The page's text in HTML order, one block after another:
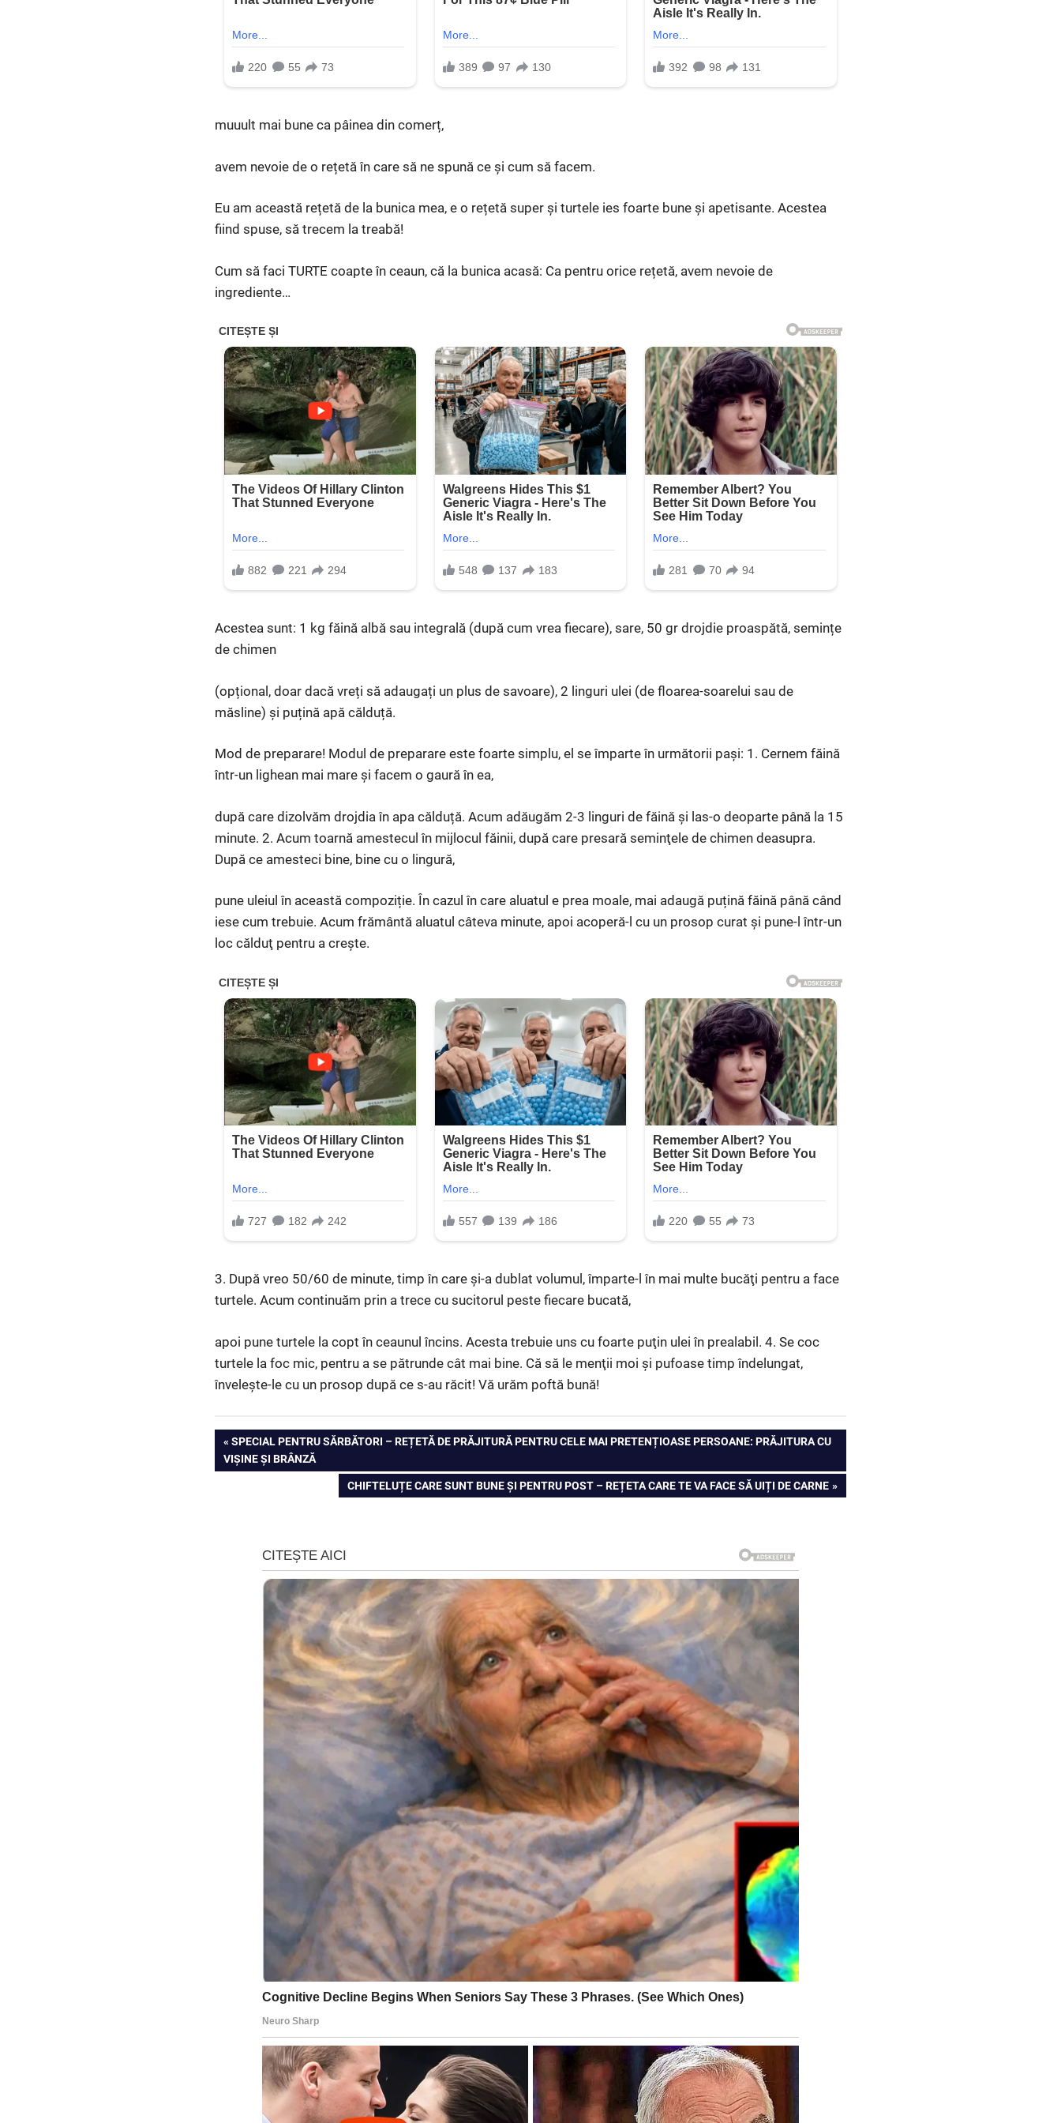
muuult mai bune ca pâinea din comerț,
avem nevoie de o rețetă în care să ne spună ce și cum să facem.
Eu am această rețetă de la bunica mea, e o rețetă super și turtele ies foarte bune și apetisante. Acestea
fiind spuse, să trecem la treabă!
Cum să faci TURTE coapte în ceaun, că la bunica acasă: Ca pentru orice rețetă, avem nevoie de
ingrediente…
Acestea sunt: 1 kg făină albă sau integrală (după cum vrea fiecare), sare, 50 gr drojdie proaspătă, semințe
de chimen
(opțional, doar dacă vreți să adaugați un plus de savoare), 2 linguri ulei (de floarea-soarelui sau de
măsline) și puțină apă călduță.
Mod de preparare! Modul de preparare este foarte simplu, el se împarte în următorii pași: 1. Cernem făină
într-un lighean mai mare și facem o gaură în ea,
după care dizolvăm drojdia în apa călduță. Acum adăugăm 2-3 linguri de făină și las-o deoparte până la 15
minute. 2. Acum toarnă amestecul în mijlocul făinii, după care presară seminţele de chimen deasupra.
După ce amesteci bine, bine cu o lingură,
pune uleiul în această compoziție. În cazul în care aluatul e prea moale, mai adaugă puțină făină până când
iese cum trebuie. Acum frământă aluatul câteva minute, apoi acoperă-l cu un prosop curat şi pune-l într-un
loc călduţ pentru a crește.
3. După vreo 50/60 de minute, timp în care şi-a dublat volumul, împarte-l în mai multe bucăţi pentru a face
turtele. Acum continuăm prin a trece cu sucitorul peste fiecare bucată,
apoi pune turtele la copt în ceaunul încins. Acesta trebuie uns cu foarte puţin ulei în prealabil. 4. Se coc
turtele la foc mic, pentru a se pătrunde cât mai bine. Că să le menţii moi şi pufoase timp îndelungat,
înveleşte-le cu un prosop după ce s-au răcit! Vă urăm poftă bună!
Navigare
în
PREVIOUS
POST:
SPECIAL PENTRU SĂRBĂTORI – REȚETĂ DE PRĂJITURĂ PENTRU CELE MAI PRETENȚIOASE PERSOANE: PRĂJITURA CU
VIȘINE ȘI BRÂNZĂ
NEXT
CHIFTELUȚE CARE SUNT BUNE ȘI PENTRU POST – REȚETA CARE TE VA FACE SĂ UIȚI DE CARNE